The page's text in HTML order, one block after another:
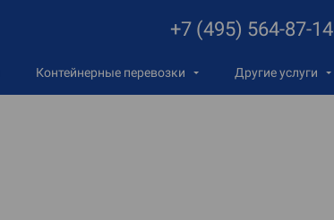
+7 (495) 564-87-14
Контейнерные перевозки Другие услуги